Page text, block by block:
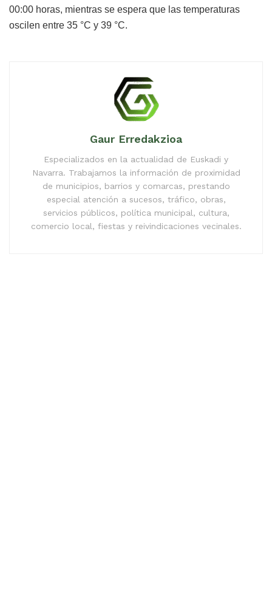
00:00 horas, mientras se espera que las temperaturas
oscilen entre 35 °C y 39 °C.
Gaur Erredakzioa
Especializados en la actualidad de Euskadi y
Navarra. Trabajamos la información de proximidad
de municipios, barrios y comarcas, prestando
especial atención a sucesos, tráfico, obras,
servicios públicos, política municipal, cultura,
comercio local, fiestas y reivindicaciones vecinales.